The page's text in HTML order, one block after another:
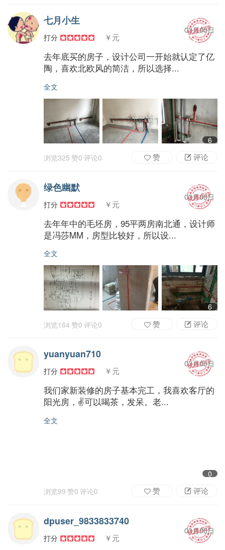
七月小生
打分 ￥元
03月05日
去年底买的房子，设计公司一开始就认定了亿
陶，喜欢北欧风的简洁，所以选择...
全文
6
浏览325 赞0 评论0 评论
赞
绿色幽默
打分 ￥元
03月05日
去年年中的毛坯房，95平两房南北通，设计师
是冯莎MM，房型比较好，所以设...
全文
6
浏览164 赞0 评论0 评论
赞
yuanyuan710
打分 ￥元
03月05日
我们家新装修的房子基本完工，我喜欢客厅的
阳光房，✌️可以喝茶，发呆。老...
全文
0
浏览99 赞0 评论0 评论
赞
dpuser_9833833740
打分 ￥元
03月05日